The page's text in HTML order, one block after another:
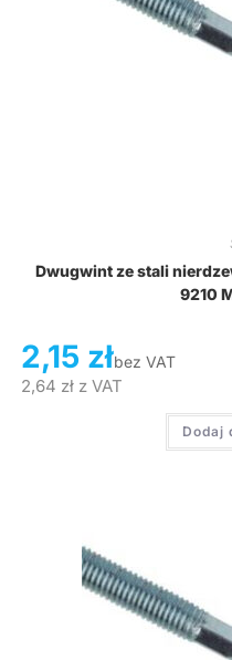
Dwugwint ze stali
9210
2,15 złbez VAT
2,64 złz VAT
Dodaj